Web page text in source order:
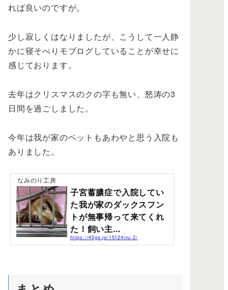
れば良いのですが。
少し寂しくはなりましたが、こうして一人静
かに寝そべりモブログしていることが幸せに
感じております。
去年はクリスマスのクの字も無い、怒涛の3
日間を過ごしました。
今年は我が家のペットもあわやと思う入院も
ありました。
なみのり工房
子宮蓄膿症で入院してい
た我が家のダックスフン
トが無事帰って来てくれ
た！飼い主...
https://45go.jp/15124inu-2/
皆さんはペットを飼ってますか？ワタシは10年ほど前か
からと、飼い主失格の対応と出来事について書いていま